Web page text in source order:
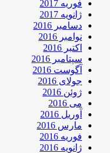
فوریه 2017
ژانویه 2017
دسامبر 2016
نوامبر 2016
اکتبر 2016
سپتامبر 2016
آگوست 2016
جولای 2016
ژوئن 2016
می 2016
آوریل 2016
مارس 2016
فوریه 2016
ژانویه 2016